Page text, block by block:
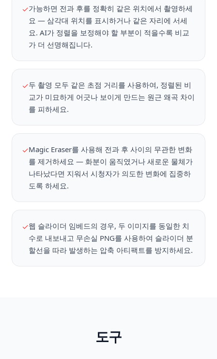
✓가능하면 전과 후를 정확히 같은 위치에서 촬영하세
요 — 삼각대 위치를 표시하거나 같은 자리에 서세
요. AI가 정렬을 보정해야 할 부분이 적을수록 비교
가 더 선명해집니다.
✓두 촬영 모두 같은 초점 거리를 사용하여, 정렬된 비
교가 미묘하게 어긋나 보이게 만드는 원근 왜곡 차이
를 피하세요.
✓Magic Eraser를 사용해 전과 후 사이의 무관한 변화
를 제거하세요 — 화분이 움직였거나 새로운 물체가
나타났다면 지워서 시청자가 의도한 변화에 집중하
도록 하세요.
✓웹 슬라이더 임베드의 경우, 두 이미지를 동일한 치
수로 내보내고 무손실 PNG를 사용하여 슬라이더 분
할선을 따라 발생하는 압축 아티팩트를 방지하세요.
도구